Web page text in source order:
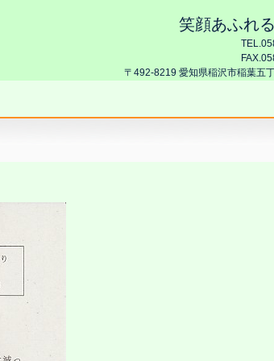
笑顔あふれ
〒492-8219 愛知県稲沢市稲葉五